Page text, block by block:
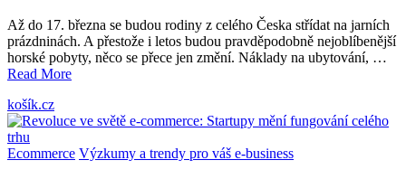
Až do 17. března se budou rodiny z celého Česka střídat na jarních
prázdninách. A přestože i letos budou pravděpodobně nejoblíbenější
horské pobyty, něco se přece jen změní. Náklady na ubytování, …
Read More
košík.cz
Ecommerce Výzkumy a trendy pro váš e-business